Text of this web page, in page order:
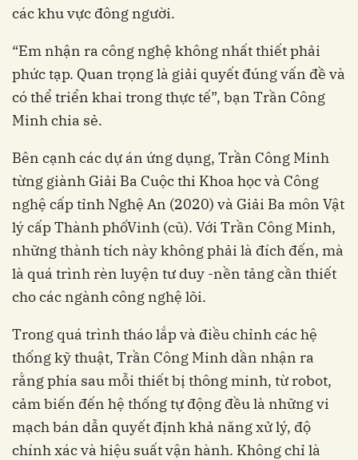
các khu vực đông người.
“Em nhận ra công nghệ không nhất thiết phải
phức tạp. Quan trọng là giải quyết đúng vấn đề và
có thể triển khai trong thực tế”, bạn Trần Công
Minh chia sẻ.
Bên cạnh các dự án ứng dụng, Trần Công Minh
từng giành Giải Ba Cuộc thi Khoa học và Công
nghệ cấp tỉnh Nghệ An (2020) và Giải Ba môn Vật
lý cấp Thành phốVinh (cũ). Với Trần Công Minh,
những thành tích này không phải là đích đến, mà
là quá trình rèn luyện tư duy -nền tảng cần thiết
cho các ngành công nghệ lõi.
Trong quá trình tháo lắp và điều chỉnh các hệ
thống kỹ thuật, Trần Công Minh dần nhận ra
rằng phía sau mỗi thiết bị thông minh, từ robot,
cảm biến đến hệ thống tự động đều là những vi
mạch bán dẫn quyết định khả năng xử lý, độ
chính xác và hiệu suất vận hành. Không chỉ là